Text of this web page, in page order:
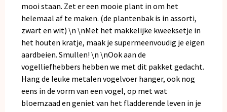
mooi staan. Zet er een mooie plant in om het
helemaal af te maken. (de plantenbak is in assorti,
zwart en wit) \n \nMet het makkelijke kweeksetje in
het houten kratje, maak je supermeenvoudig je eigen
aardbeien. Smullen! \n \nOok aan de
vogelliefhebbers hebben we met dit pakket gedacht.
Hang de leuke metalen vogelvoer hanger, ook nog
eens in de vorm van een vogel, op met wat
bloemzaad en geniet van het fladderende leven in je